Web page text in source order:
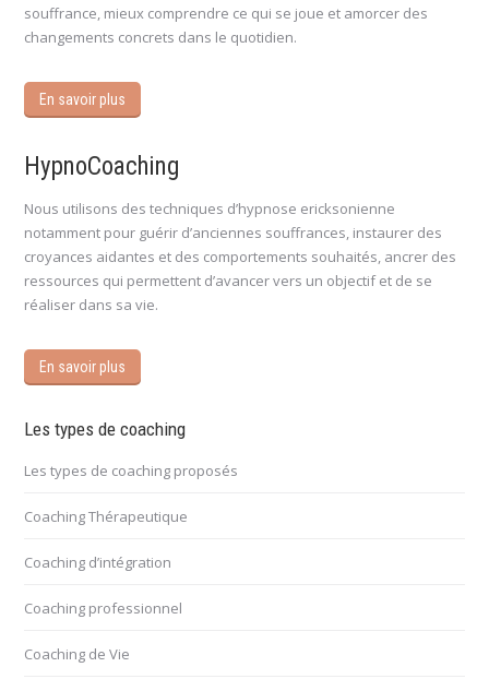
souffrance, mieux comprendre ce qui se joue et amorcer des
changements concrets dans le quotidien.
En savoir plus
HypnoCoaching
Nous utilisons des techniques d’hypnose ericksonienne
notamment pour guérir d’anciennes souffrances, instaurer des
croyances aidantes et des comportements souhaités, ancrer des
ressources qui permettent d’avancer vers un objectif et de se
réaliser dans sa vie.
En savoir plus
Les types de coaching
Les types de coaching proposés
Coaching Thérapeutique
Coaching d’intégration
Coaching professionnel
Coaching de Vie